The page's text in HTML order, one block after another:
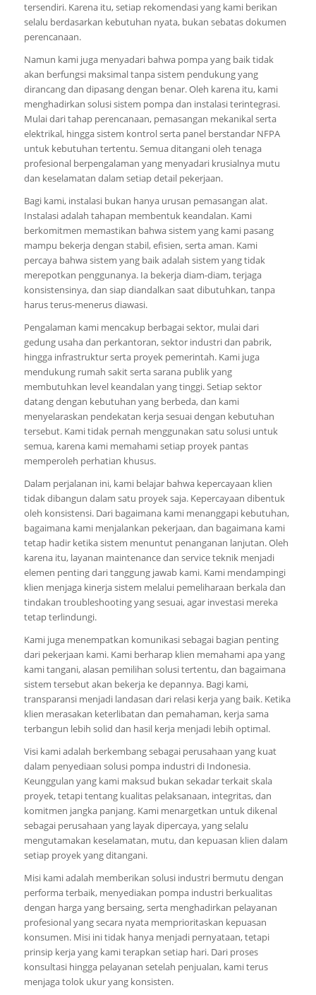
tersendiri. Karena itu, setiap rekomendasi yang kami berikan
selalu berdasarkan kebutuhan nyata, bukan sebatas dokumen
perencanaan.
Namun kami juga menyadari bahwa pompa yang baik tidak
akan berfungsi maksimal tanpa sistem pendukung yang
dirancang dan dipasang dengan benar. Oleh karena itu, kami
menghadirkan solusi sistem pompa dan instalasi terintegrasi.
Mulai dari tahap perencanaan, pemasangan mekanikal serta
elektrikal, hingga sistem kontrol serta panel berstandar NFPA
untuk kebutuhan tertentu. Semua ditangani oleh tenaga
profesional berpengalaman yang menyadari krusialnya mutu
dan keselamatan dalam setiap detail pekerjaan.
Bagi kami, instalasi bukan hanya urusan pemasangan alat.
Instalasi adalah tahapan membentuk keandalan. Kami
berkomitmen memastikan bahwa sistem yang kami pasang
mampu bekerja dengan stabil, efisien, serta aman. Kami
percaya bahwa sistem yang baik adalah sistem yang tidak
merepotkan penggunanya. Ia bekerja diam-diam, terjaga
konsistensinya, dan siap diandalkan saat dibutuhkan, tanpa
harus terus-menerus diawasi.
Pengalaman kami mencakup berbagai sektor, mulai dari
gedung usaha dan perkantoran, sektor industri dan pabrik,
hingga infrastruktur serta proyek pemerintah. Kami juga
mendukung rumah sakit serta sarana publik yang
membutuhkan level keandalan yang tinggi. Setiap sektor
datang dengan kebutuhan yang berbeda, dan kami
menyelaraskan pendekatan kerja sesuai dengan kebutuhan
tersebut. Kami tidak pernah menggunakan satu solusi untuk
semua, karena kami memahami setiap proyek pantas
memperoleh perhatian khusus.
Dalam perjalanan ini, kami belajar bahwa kepercayaan klien
tidak dibangun dalam satu proyek saja. Kepercayaan dibentuk
oleh konsistensi. Dari bagaimana kami menanggapi kebutuhan,
bagaimana kami menjalankan pekerjaan, dan bagaimana kami
tetap hadir ketika sistem menuntut penanganan lanjutan. Oleh
karena itu, layanan maintenance dan service teknik menjadi
elemen penting dari tanggung jawab kami. Kami mendampingi
klien menjaga kinerja sistem melalui pemeliharaan berkala dan
tindakan troubleshooting yang sesuai, agar investasi mereka
tetap terlindungi.
Kami juga menempatkan komunikasi sebagai bagian penting
dari pekerjaan kami. Kami berharap klien memahami apa yang
kami tangani, alasan pemilihan solusi tertentu, dan bagaimana
sistem tersebut akan bekerja ke depannya. Bagi kami,
transparansi menjadi landasan dari relasi kerja yang baik. Ketika
klien merasakan keterlibatan dan pemahaman, kerja sama
terbangun lebih solid dan hasil kerja menjadi lebih optimal.
Visi kami adalah berkembang sebagai perusahaan yang kuat
dalam penyediaan solusi pompa industri di Indonesia.
Keunggulan yang kami maksud bukan sekadar terkait skala
proyek, tetapi tentang kualitas pelaksanaan, integritas, dan
komitmen jangka panjang. Kami menargetkan untuk dikenal
sebagai perusahaan yang layak dipercaya, yang selalu
mengutamakan keselamatan, mutu, dan kepuasan klien dalam
setiap proyek yang ditangani.
Misi kami adalah memberikan solusi industri bermutu dengan
performa terbaik, menyediakan pompa industri berkualitas
dengan harga yang bersaing, serta menghadirkan pelayanan
profesional yang secara nyata memprioritaskan kepuasan
konsumen. Misi ini tidak hanya menjadi pernyataan, tetapi
prinsip kerja yang kami terapkan setiap hari. Dari proses
konsultasi hingga pelayanan setelah penjualan, kami terus
menjaga tolok ukur yang konsisten.